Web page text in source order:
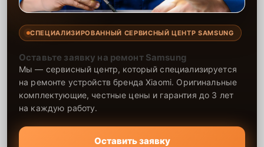
СПЕЦИАЛИЗИРОВАННЫЙ СЕРВИСНЫЙ ЦЕНТР SAMSUNG
Оставьте заявку на ремонт Samsung
Мы — сервисный центр, который специализируется
на ремонте устройств бренда Xiaomi. Оригинальные
комплектующие, честные цены и гарантия до 3 лет
на каждую работу.
Оставить заявку